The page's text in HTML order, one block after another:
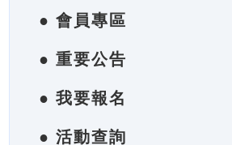
● 會員專區
● 重要公告
● 我要報名
● 活動查詢